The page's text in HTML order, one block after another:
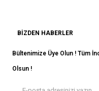
BIZDEN HABERLER
Bültenimize Üye Olun ! Tüm
Olsun !